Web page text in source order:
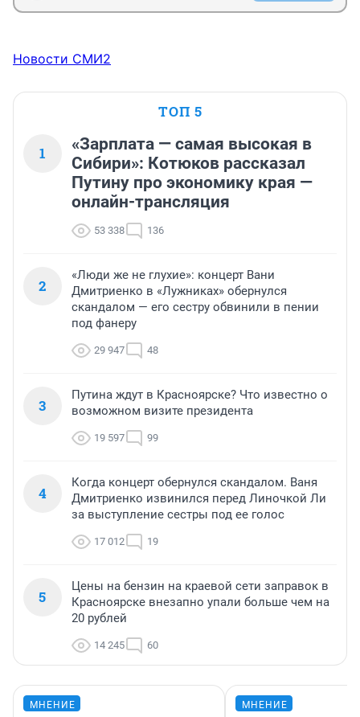
Новости СМИ2
ТОП 5
1
«Зарплата — самая высокая в
Сибири»: Котюков рассказал
Путину про экономику края —
онлайн-трансляция
53 338 136
2
«Люди же не глухие»: концерт Вани
Дмитриенко в «Лужниках» обернулся
скандалом — его сестру обвинили в пении
под фанеру
29 947 48
3
Путина ждут в Красноярске? Что известно о
возможном визите президента
19 597 99
4
Когда концерт обернулся скандалом. Ваня
Дмитриенко извинился перед Линочкой Ли
за выступление сестры под ее голос
17 012 19
5
Цены на бензин на краевой сети заправок в
Красноярске внезапно упали больше чем на
20 рублей
14 245 60
МНЕНИЕ МНЕНИЕ